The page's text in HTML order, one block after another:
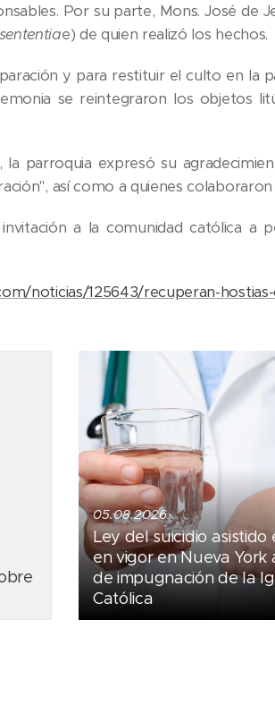
Por su parte, Mons. José de
e) de quien realizó los hechos.
y para restituir el culto en la
se reintegraron los objetos
la parroquia expresó su
así como a quienes
a la comunidad católica
noticias/125643/recuperan-
05.08.2026
Ley del suicidio asistido
en vigor en Nueva York
de impugnación de la
Católica